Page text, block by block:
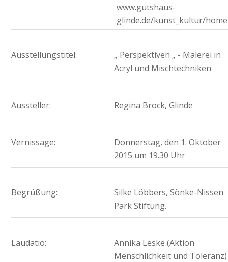
www.gutshaus-
glinde.de/kunst_kultur/home
Ausstellungstitel:
„ Perspektiven „ - Malerei in
Acryl und Mischtechniken
Aussteller: Regina Brock, Glinde
Vernissage:
Donnerstag, den 1. Oktober
2015 um 19.30 Uhr
Begrüßung:
Silke Löbbers, Sönke-Nissen
Park Stiftung.
Laudatio:
Annika Leske (Aktion
Menschlichkeit und Toleranz)